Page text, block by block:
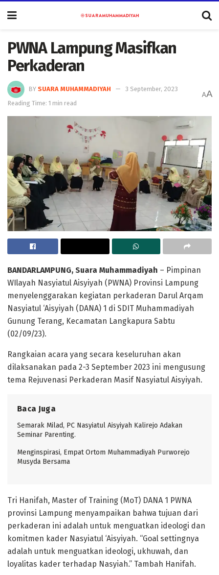
PWNA Lampung Masifkan
Perkaderan
BY SUARA MUHAMMADIYAH
3 September, 2023
Reading Time: 1 min read
AA
BANDARLAMPUNG, Suara Muhammadiyah – Pimpinan
WIlayah Nasyiatul Aisyiyah (PWNA) Provinsi Lampung
menyelenggarakan kegiatan perkaderan Darul Arqam
Nasyiatul ‘Aisyiyah (DANA) 1 di SDIT Muhammadiyah
Gunung Terang, Kecamatan Langkapura Sabtu
(02/09/23).
Rangkaian acara yang secara keseluruhan akan
dilaksanakan pada 2-3 September 2023 ini mengusung
tema Rejuvenasi Perkaderan Masif Nasyiatul Aisyiyah.
Baca Juga
Semarak Milad, PC Nasyiatul Aisyiyah Kalirejo Adakan
Seminar Parenting.
Menginspirasi, Empat Ortom Muhammadiyah Purworejo
Musyda Bersama
Tri Hanifah, Master of Training (MoT) DANA 1 PWNA
provinsi Lampung menyampaikan bahwa tujuan dari
perkaderan ini adalah untuk menguatkan ideologi dan
komitmen kader Nasyiatul ‘Aisyiyah. “Goal settingnya
adalah untuk menguatkan ideologi, ukhuwah, dan
loyalitas kader terhadap Nasyiah.” Tambah Hanifah.